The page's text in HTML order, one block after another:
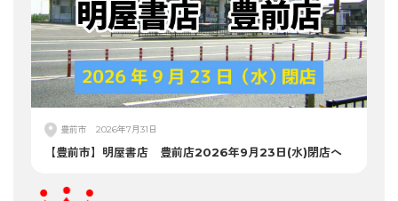
豊前市 2026年7月31日
【豊前市】明屋書店 豊前店2026年9月23日(水)閉店へ